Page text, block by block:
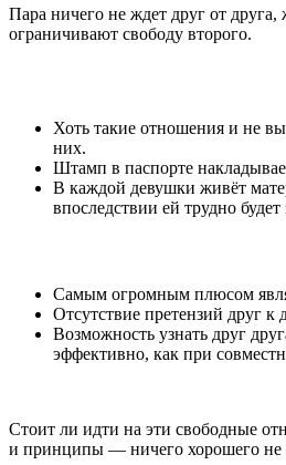
Пара ничего не ждет друг от
ограничивают свободу второго.
Хоть такие отношения и не
них.
Штамп в паспорте
В каждой девушки живёт
впоследствии ей трудно
Самым огромным плюсом
Отсутствие претензий друг к
Возможность узнать друг
эффективно, как при
Стоит ли идти на эти свободные
и принципы — ничего хорошего не